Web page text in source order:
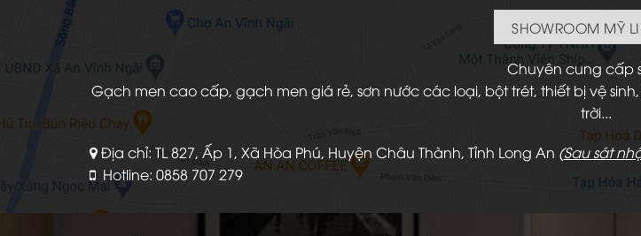
SHOWROOM MỸ
Chuyên cung cấp
Gạch men cao cấp, gạch men giá rẻ, sơn nước các loại, bột trét, thiết bị vệ
trời...
Địa chỉ: TL 827, Ấp 1, Xã Hòa Phú, Huyện Châu Thành, Tỉnh Long An (Sau sát
Hotline: 0858 707 279